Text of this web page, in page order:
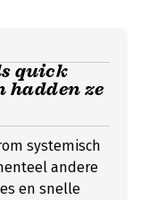
quick
hadden ze
systemisch
andere
en snelle